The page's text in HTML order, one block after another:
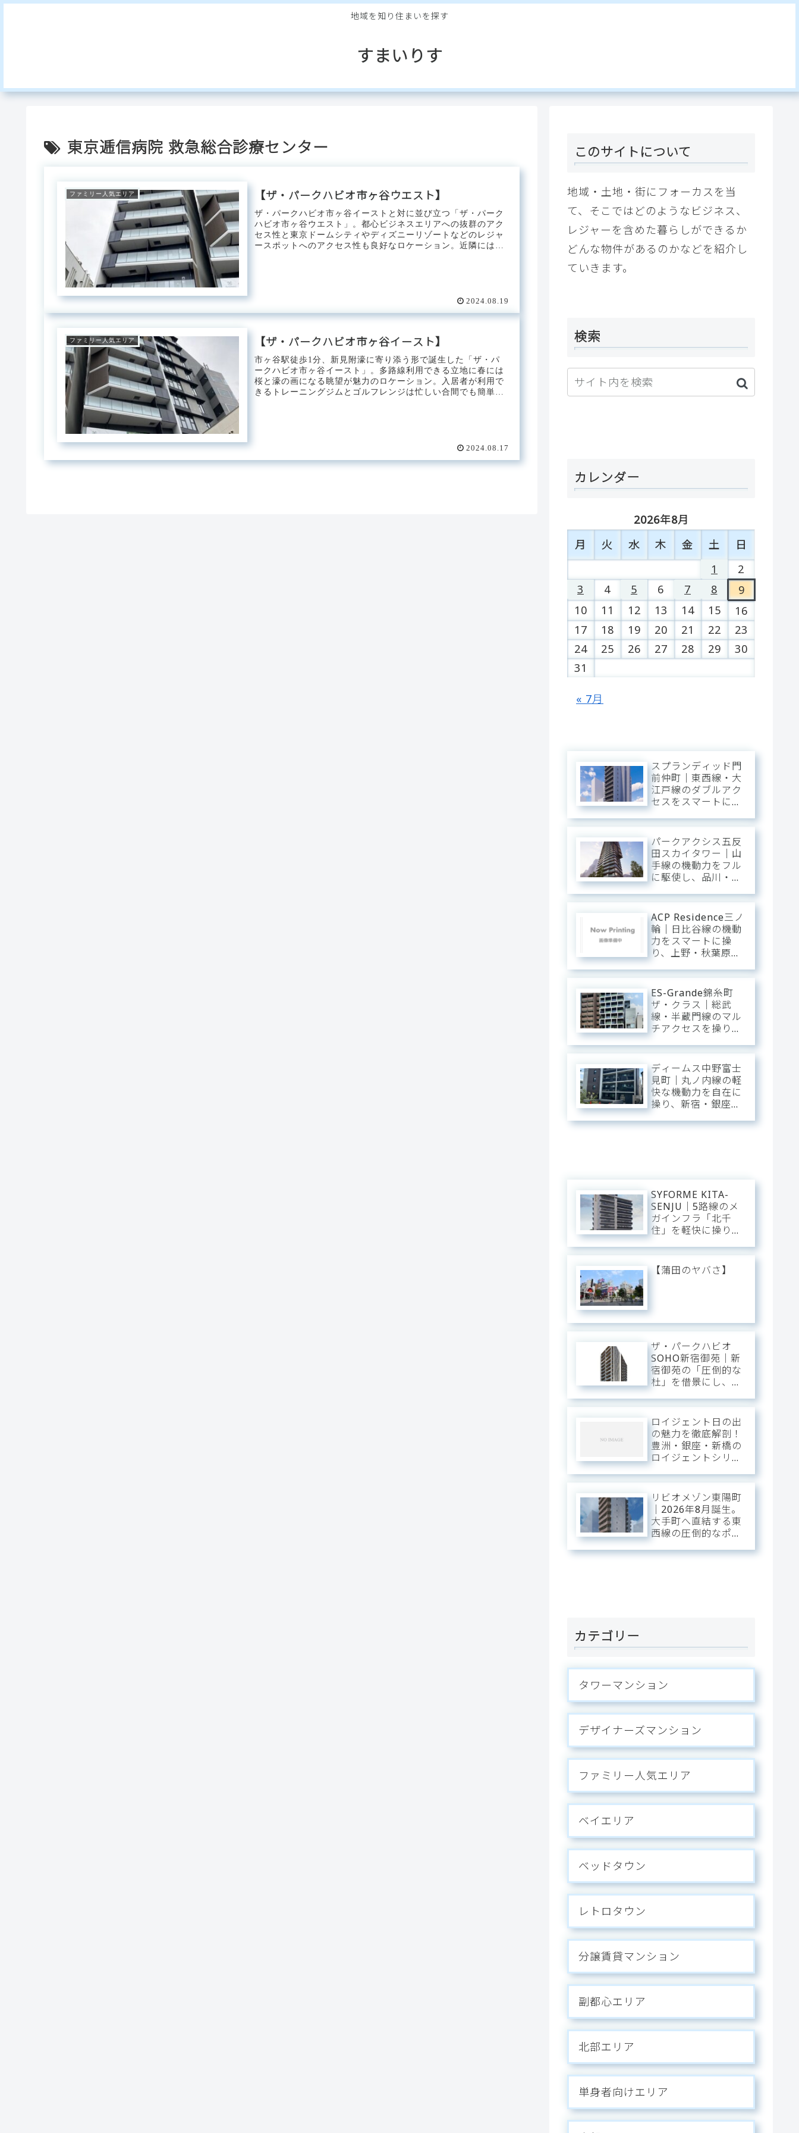
地域を知り住まいを探す
すまいりす
東京逓信病院 救急総合診療センター
ファミリー人気エリア 【ザ・パークハビオ市ヶ谷ウエスト】
ザ・パークハビオ市ヶ谷イーストと対に並び立つ「ザ・パーク
ハビオ市ヶ谷ウエスト」。都心ビジネスエリアへの抜群のアク
セス性と東京ドームシティやディズニーリゾートなどのレジャ
ースポットへのアクセス性も良好なロケーション。近隣には複
2024.08.19
ファミリー人気エリア 【ザ・パークハビオ市ヶ谷イースト】
市ヶ谷駅徒歩1分、新見附濠に寄り添う形で誕生した「ザ・パ
ークハビオ市ヶ谷イースト」。多路線利用できる立地に春には
桜と濠の画になる眺望が魅力のロケーション。入居者が利用で
きるトレーニングジムとゴルフレンジは忙しい合間でも簡単に
2024.08.17
このサイトについて
地域・土地・街にフォーカスを当
て、そこではどのようなビジネス、
レジャーを含めた暮らしができるか
どんな物件があるのかなどを紹介し
ていきます。
検索
カレンダー
2026年8月
月
火 水 木 金 土
日
1
2
3
4 5 6 7 8
9
10
11 12 13 14 15
16
17
18 19 20 21 22
23
24
25 26 27 28 29
30
31
« 7月
スプランディッド門
前仲町｜東西線・大
江戸線のダブルアク
セスをスマートに操
橋・六本木へ一直
線。下町の粋と隅田
川の静穏に還る、洗
練のアーバン・ベー
ス。
パークアクシス五反
田スカイタワー｜山
手線の機動力をフル
に駆使し、品川・渋
黒川のほとりに輝
く、タワーの解放感
と静穏を纏うプレミ
アム・ベース。
ACP Residence三ノ
輪｜日比谷線の機動
力をスマートに操
り、上野・秋葉原・
三ノ輪の「味わい深
い情緒」を普段使い
にし、静穏な私域に
寛ぐアーバン・ベー
ス。
ES-Grande錦糸町
ザ・クラス｜総武
線・半蔵門線のマル
チアクセスを操り、
へ一直線。錦糸町の
「先進インフラ」を
普段使いにし、静穏
な私域に寛ぐアーバ
ン・ベース。
ディームス中野富士
見町｜丸ノ内線の軽
快な機動力を自在に
操り、新宿・銀座・
野・弥生町の「静穏
SYFORME KITA-
SENJU｜5路線のメ
ガインフラ「北千
住」を軽快に操り、
野へダイレクト。駅
前の圧倒的な躍動
と、分譲仕様の「洗
イリッシュ・ベー
ス。
【蒲田のヤバさ】
ザ・パークハビオ
SOHO新宿御苑｜新
宿御苑の「圧倒的な
杜」を借景にし、新
内に収める。職住の
境界を美しく溶か
す、三菱地所レジデ
ンスが贈るハイエン
ドSOHOステージ。
ロイジェント日の出
の魅力を徹底解剖！
豊洲・銀座・新橋の
ロイジェントシリー
リビオメゾン東陽町
｜2026年8月誕生。
大手町へ直結する東
西線の圧倒的なポテ
し、江東の「豊かな
カテゴリー
タワーマンション
デザイナーズマンション
ファミリー人気エリア
ベイエリア
ベッドタウン
レトロタウン
分譲賃貸マンション
副都心エリア
北部エリア
単身者向けエリア